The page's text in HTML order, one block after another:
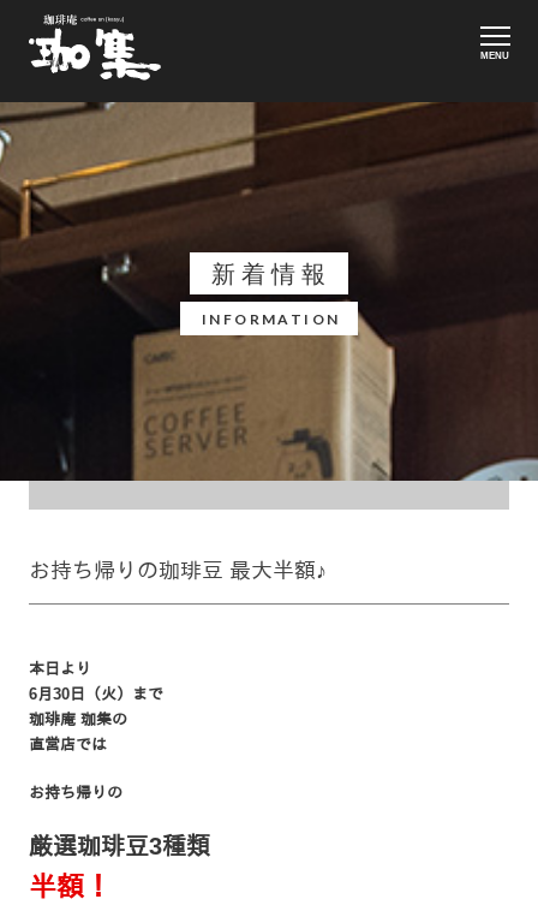
MENU
新着情報
INFORMATION
お持ち帰りの珈琲豆 最大半額♪
本日より
6月30日（火）まで
珈琲庵 珈集の
直営店では
お持ち帰りの
厳選珈琲豆3種類
半額！